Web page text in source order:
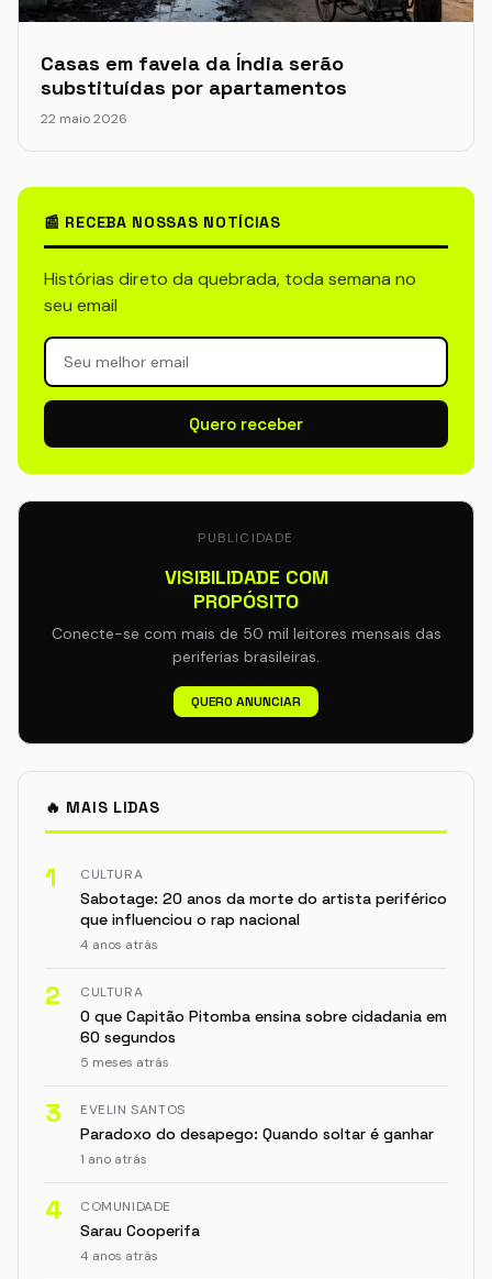
Casas em favela da Índia serão
substituídas por apartamentos
22 maio 2026
📰 RECEBA NOSSAS NOTÍCIAS
Histórias direto da quebrada, toda semana no
seu email
Quero receber
PUBLICIDADE
VISIBILIDADE COM
PROPÓSITO
Conecte-se com mais de 50 mil leitores mensais das
periferias brasileiras.
QUERO ANUNCIAR
🔥 MAIS LIDAS
1 CULTURA
Sabotage: 20 anos da morte do artista periférico
que influenciou o rap nacional
4 anos atrás
2 CULTURA
O que Capitão Pitomba ensina sobre cidadania em
60 segundos
5 meses atrás
3 EVELIN SANTOS
Paradoxo do desapego: Quando soltar é ganhar
1 ano atrás
4 COMUNIDADE
Sarau Cooperifa
4 anos atrás